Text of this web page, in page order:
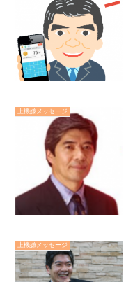
上機嫌メッセージ
上機嫌メッセージ